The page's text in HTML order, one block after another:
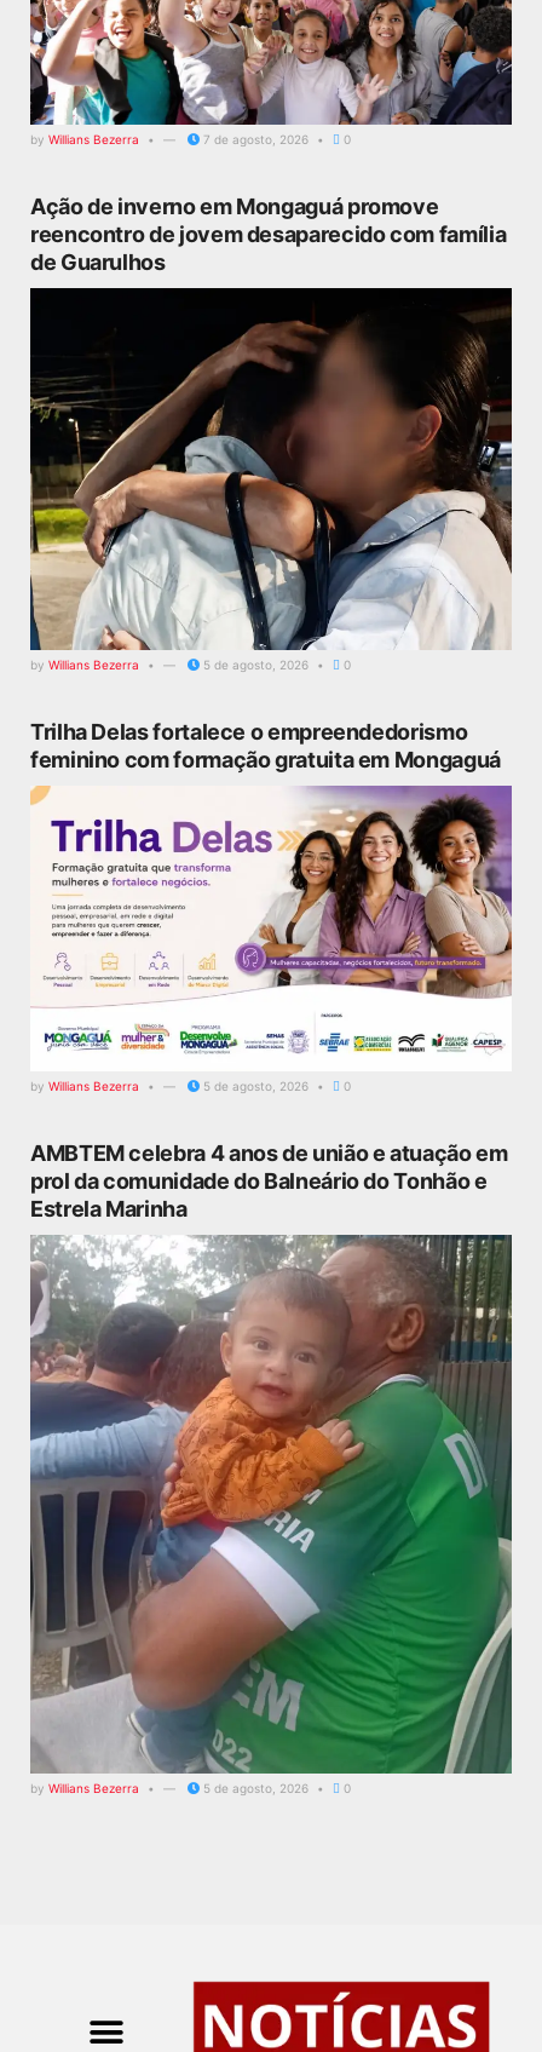
by Willians Bezerra 7 de agosto, 2026 0
Ação de inverno em Mongaguá promove
reencontro de jovem desaparecido com família
de Guarulhos
by Willians Bezerra 5 de agosto, 2026 0
Trilha Delas fortalece o empreendedorismo
feminino com formação gratuita em Mongaguá
by Willians Bezerra 5 de agosto, 2026 0
AMBTEM celebra 4 anos de união e atuação em
prol da comunidade do Balneário do Tonhão e
Estrela Marinha
by Willians Bezerra 5 de agosto, 2026 0